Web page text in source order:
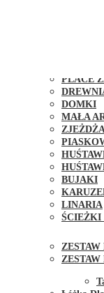
PLACE
DOMKI
MAŁA
BUJAKI
LINARIA
ŚCIEŻKI